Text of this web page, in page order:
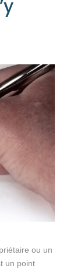
ou un
un point